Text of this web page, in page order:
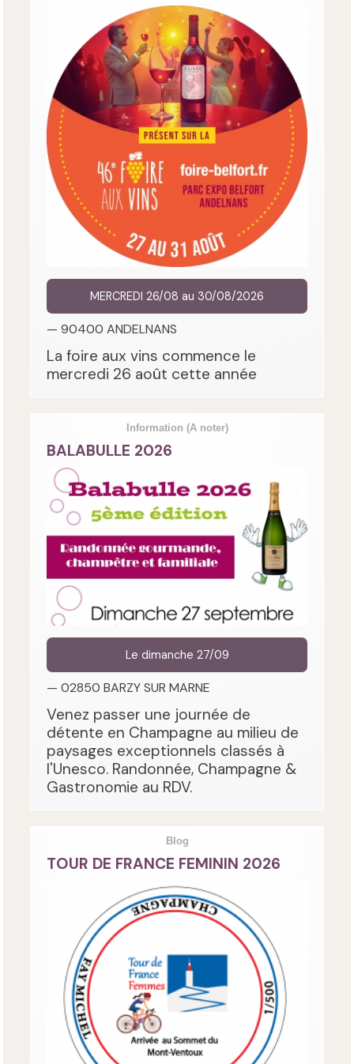
MERCREDI 26/08 au 30/08/2026
— 90400 ANDELNANS
La foire aux vins commence le
mercredi 26 août cette année
Information (A noter)
BALABULLE 2026
Le dimanche 27/09
— 02850 BARZY SUR MARNE
Venez passer une journée de
détente en Champagne au milieu de
paysages exceptionnels classés à
l'Unesco. Randonnée, Champagne &
Gastronomie au RDV.
Blog
TOUR DE FRANCE FEMININ 2026